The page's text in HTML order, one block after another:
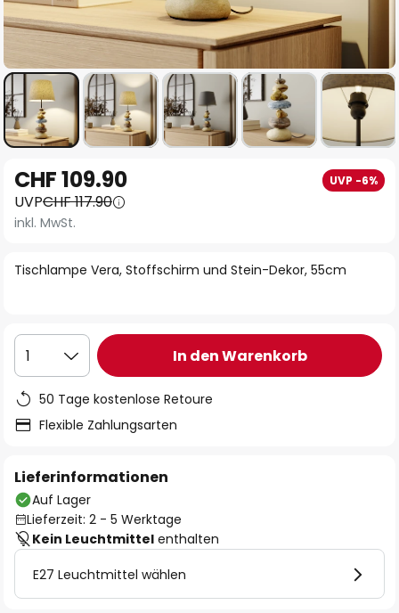
Anfang
der
Bildgalerie
Tischlampe Vera, Stoffschirm und Stein-Dekor, 55cm
CHF 109.90 UVP -6%
UVPCHF 117.90
inkl. MwSt.
1 In den Warenkorb
50 Tage kostenlose Retoure
Flexible Zahlungsarten
Lieferinformationen
Auf Lager
Lieferzeit: 2 - 5 Werktage
Kein Leuchtmittel enthalten
E27 Leuchtmittel wählen